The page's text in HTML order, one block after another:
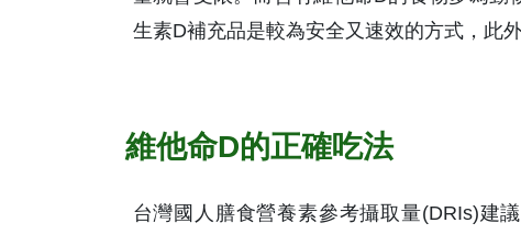
生素D補充品是較為安全又速效的方式，此
維他命D的正確吃法
台灣國人膳食營養素參考攝取量(DRIs)建